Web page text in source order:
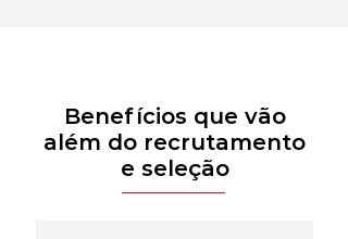
Benefícios que vão
além do recrutamento
e seleção